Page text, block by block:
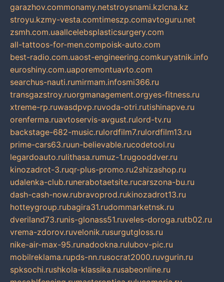
garazhov.commonamy.netstroysnami.kzlcna.kz
stroyu.kzmy-vesta.comtimeszp.comavtoguru.net
zsmh.com.uaallcelebsplasticsurgery.com
all-tattoos-for-men.compoisk-auto.com
best-radio.com.uaost-engineering.comkuryatnik.info
euroshiny.com.uaporemontuavto.com
searchus-nauti.rumirmam.infosmi366.ru
transgazstroy.ruorgmanagement.orgyes-fitness.ru
xtreme-rp.ruwasdpvp.ruvoda-otri.rutishinapve.ru
orenferma.ruavtoservis-avgust.rulord-tv.ru
backstage-682-music.rulordfilm7.rulordfilm13.ru
prime-cars63.ruun-believable.rucodetool.ru
legardoauto.rulithasa.rumuz-1.rugooddver.ru
kinozadrot-3.ruqr-plus-promo.ru2shizashop.ru
udalenka-club.runerabotaetsite.rucarszona-bu.ru
dash-cash-now.rubravoprod.rukinozadrot13.ru
hotteygroup.rubagira31.rudommarketnsk.ru
dveriland73.runis-glonass51.ruveles-doroga.rutb02.ru
vrema-zdorov.ruvelonik.rusurgutgloss.ru
nike-air-max-95.runadookna.rulubov-pic.ru
mobilreklama.rupds-nn.rusocrat2000.ruvgurin.ru
spksochi.rushkola-klassika.rusabeonline.ru